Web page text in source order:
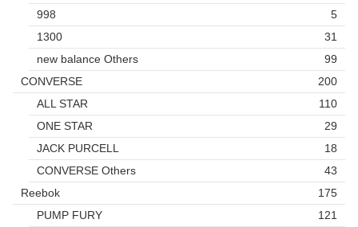
998
5
1300
31
new balance Others
99
CONVERSE
200
ALL STAR
110
ONE STAR
29
JACK PURCELL
18
CONVERSE Others
43
Reebok
175
PUMP FURY
121